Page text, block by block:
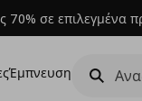
70% σε επιλεγμένα
Έμπνευση